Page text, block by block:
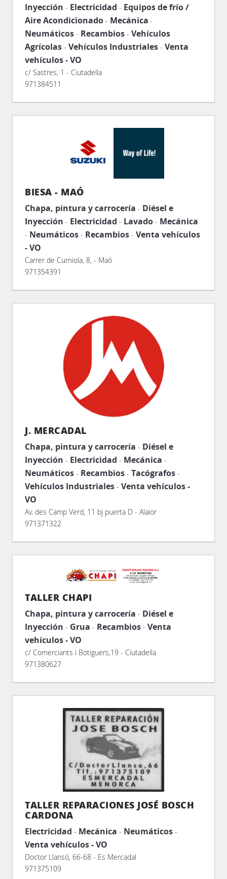
Inyección - Electricidad - Equipos de frío /
Aire Acondicionado - Mecánica -
Neumáticos - Recambios - Vehículos
Agrícolas - Vehículos Industriales - Venta
vehículos - VO
c/ Sastres, 1 - Ciutadella
971384511
BIESA - MAÓ
Chapa, pintura y carrocería - Diésel e
Inyección - Electricidad - Lavado - Mecánica
- Neumáticos - Recambios - Venta vehículos
- VO
Carrer de Curniola, 8, - Maó
971354391
J. MERCADAL
Chapa, pintura y carrocería - Diésel e
Inyección - Electricidad - Mecánica -
Neumáticos - Recambios - Tacógrafos -
Vehículos Industriales - Venta vehículos -
VO
Av. des Camp Verd, 11 bj puerta D - Alaior
971371322
TALLER CHAPI
Chapa, pintura y carrocería - Diésel e
Inyección - Grua - Recambios - Venta
vehículos - VO
c/ Comerciants i Botiguers,19 - Ciutadella
971380627
TALLER REPARACIONES JOSÉ BOSCH
CARDONA
Electricidad - Mecánica - Neumáticos -
Venta vehículos - VO
Doctor Llansó, 66-68 - Es Mercadal
971375109